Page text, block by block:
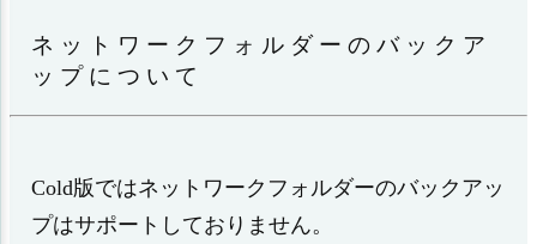
ネットワークフォルダーのバックア
ップについて
Cold版ではネットワークフォルダーのバックアッ
プはサポートしておりません。